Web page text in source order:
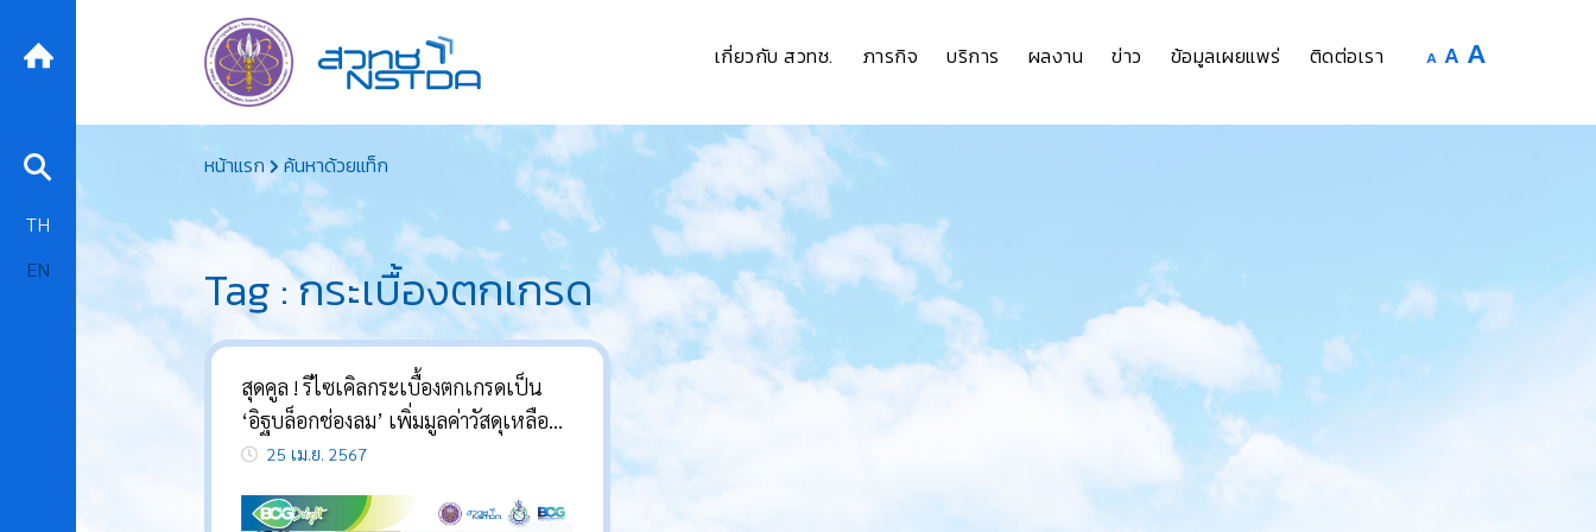
to
content
เกี่ยวกับ สวทช. ภารกิจ บริการ ผลงาน ข่าว ข้อมูลเผยแพร่ ติดต่อเรา A Decrease
A Reset
size.
A
size.
หน้าแรก ค้นหาด้วยแท็ก
Tag : กระเบื้องตกเกรด
สุดคูล ! รีไซเคิลกระเบื้องตกเกรดเป็น
‘อิฐบล็อกช่องลม’ เพิ่มมูลค่าวัสดุเหลือทิ้ง
จากโรงงานเซรามิก
25 เม.ย. 2567
TH
EN